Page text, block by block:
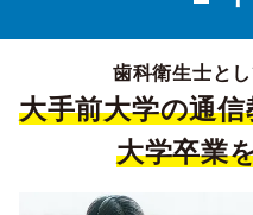
歯科衛生士と
大手前大学の通信
大学卒業